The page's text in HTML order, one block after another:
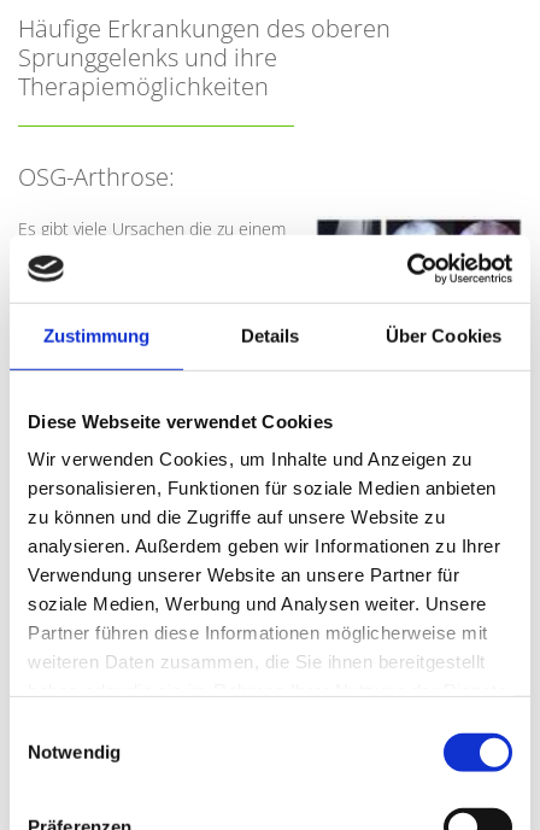
Zustimmung Details Über Cookies
Diese Webseite verwendet Cookies
Wir verwenden Cookies, um Inhalte und Anzeigen zu
personalisieren, Funktionen für soziale Medien anbieten
zu können und die Zugriffe auf unsere Website zu
analysieren. Außerdem geben wir Informationen zu Ihrer
Verwendung unserer Website an unsere Partner für
soziale Medien, Werbung und Analysen weiter. Unsere
Partner führen diese Informationen möglicherweise mit
weiteren Daten zusammen, die Sie ihnen bereitgestellt
Notwendig
Häufige Erkrankungen des oberen
Sprunggelenks und ihre
Therapiemöglichkeiten
OSG-Arthrose:
Es gibt viele Ursachen die zu einem
erhöhtem Verschleiss des
Sprungelenkes führen können.
Neben Über- oder Fehlbelastungen
können auch chronische
Gelenkverschleiss begünstigen.
Knorpelverschleisserscheinungen (Arthrose) des OSG kann eine
Arthroskopie des Sprunggelenkes sinnvoll sein. Auch hier wird
ähnlich wie beim Kniegelenk über zwei kleine Stichincisionen
jeweils eine Optik sowie spezielle Instrumente in das Gelenk
eingebracht. Neben der Spülung können so z.B. auch kleinste
störende freie Gelenkkörper sowie entzündete Gelenksinnenhaut
entfernt werden. Weiterhin können die Beweglichkeit schmerzhaft
beeinträchtigende knöcherne Vorsprunge gut entfernt werden.
Gelenksinnenhautentzündung (Synovialitis)
Bei vielen Erkrankungen kann es durch eine chronische
verhält es sich bei chronisch entzündlichen rheumatischen